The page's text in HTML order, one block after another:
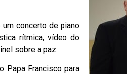
um concerto de piano
rítmica, vídeo do
sobre a paz.
Papa Francisco para